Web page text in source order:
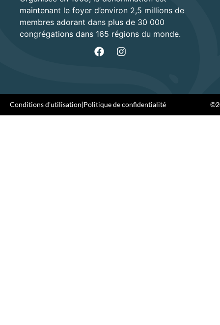
maintenant le foyer d’environ 2,5 millions de
membres adorant dans plus de 30 000
congrégations dans 165 régions du monde.
Conditions d'utilisation Politique de confidentialité